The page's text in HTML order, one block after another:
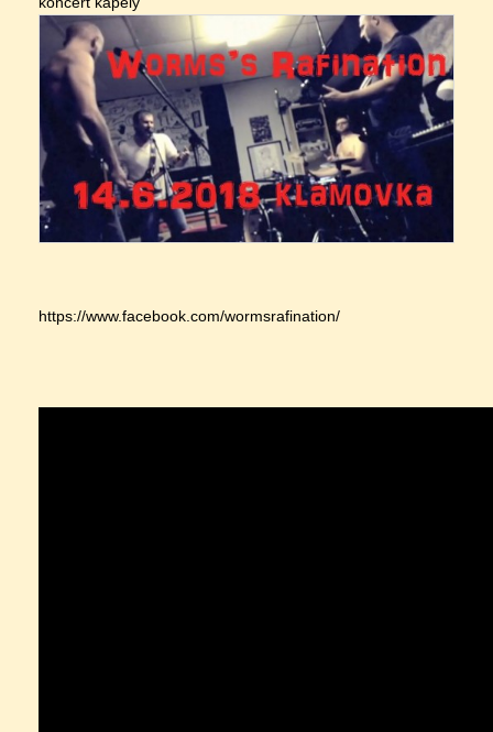
https://www.facebook.com/wormsrafination/